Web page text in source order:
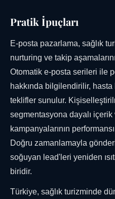
Pratik İpuçları
E-posta pazarlama, sağlık
nurturing ve takip
Otomatik e-posta serileri ile
hakkında bilgilendirilir, hasta
teklifler sunulur.
segmentasyona dayalı
kampanyalarının
Doğru zamanlamayla
soğuyan lead'leri yeniden
biridir.
Türkiye, sağlık turizminde